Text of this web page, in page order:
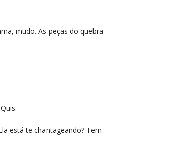
mudo. As peças do quebra-
está te chantageando? Tem